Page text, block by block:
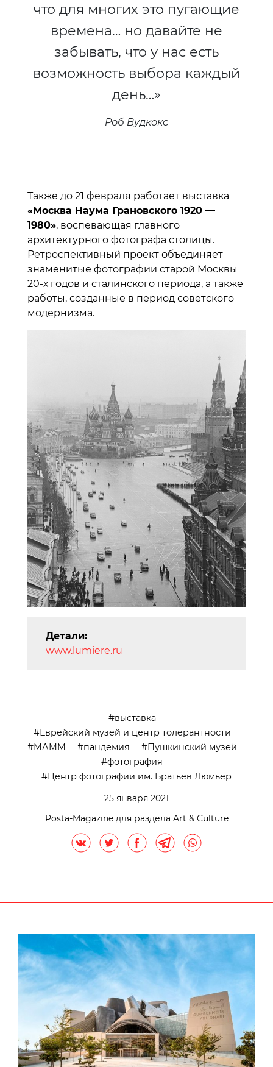
что для многих это пугающие
времена… но давайте не
забывать, что у нас есть
возможность выбора каждый
день…»
Роб Вудкокс
Также до 21 февраля работает выставка
«Москва Наума Грановского 1920 —
1980», воспевающая главного
архитектурного фотографа столицы.
Ретроспективный проект объединяет
знаменитые фотографии старой Москвы
20-х годов и сталинского периода, а также
работы, созданные в период советского
модернизма.
Детали:
www.lumiere.ru
выставка
Еврейский музей и центр толерантности
МАММ
пандемия
Пушкинский музей
фотография
Центр фотографии им. Братьев Люмьер
25 января 2021
Posta-Magazine для раздела Art & Culture